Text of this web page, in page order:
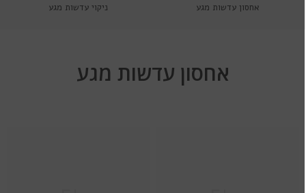
אחסון עדשות מגע ניקוי עדשות מגע
אחסון עדשות מגע